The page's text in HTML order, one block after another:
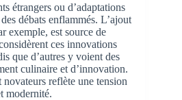
étrangers ou d’adaptations
débats enflammés. L’ajout
exemple, est source de
ces innovations
que d’autres y voient des
culinaire et d’innovation.
reflète une tension
modernité.